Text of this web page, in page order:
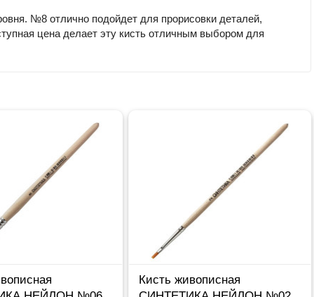
№8 отлично подойдет для прорисовки деталей,
цена делает эту кисть отличным выбором для
Кисть живописная